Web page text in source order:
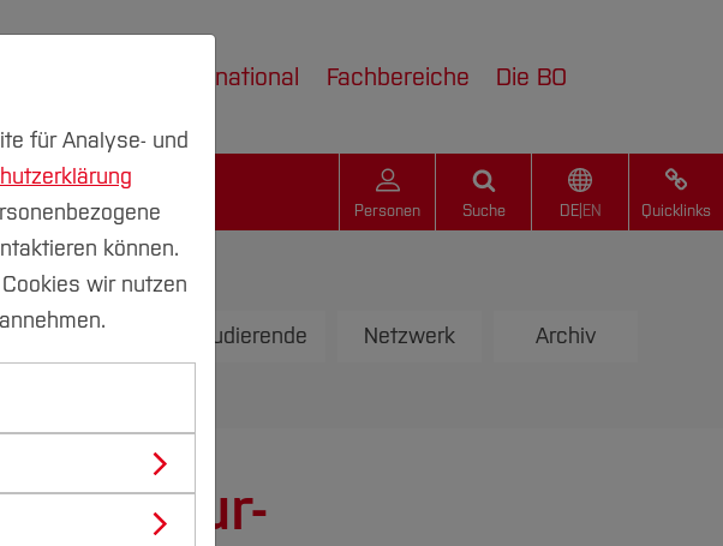
International Fachbereiche Die BO
Personen Suche DE| EN Quicklinks
Für Studierende Netzwerk Archiv
für Analyse- und
können.
wir nutzen